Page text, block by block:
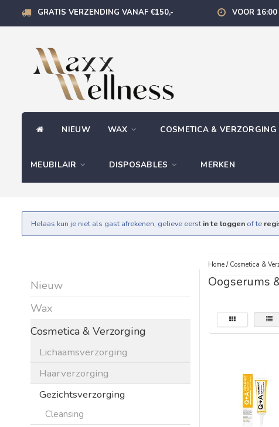
GRATIS VERZENDING VANAF €150,- VOOR
NIEUW WAX COSMETICA & VERZORGING
MEUBILAIR DISPOSABLES MERKEN
Helaas kun je niet als gast afrekenen, gelieve eerst in te loggen of te
Nieuw
Wax
Cosmetica & Verzorging
Lichaamsverzorging
Haarverzorging
Gezichtsverzorging
Cleansing
Home/ Cosmetica &
Oogserums